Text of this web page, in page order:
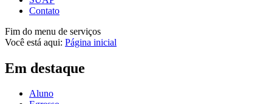
Contato
Fim do menu de serviços
Você está aqui: Página inicial
Em destaque
Aluno